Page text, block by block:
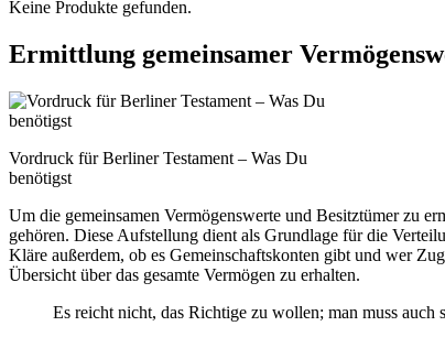
Keine Produkte gefunden.
Ermittlung gemeinsamer
Vordruck für Berliner Testament – Was Du
benötigst
Um die gemeinsamen Vermögenswerte und Besitztümer zu
gehören. Diese Aufstellung dient als Grundlage für die
Kläre außerdem, ob es Gemeinschaftskonten gibt und wer
Übersicht über das gesamte Vermögen zu erhalten.
Es reicht nicht, das Richtige zu wollen; man muss